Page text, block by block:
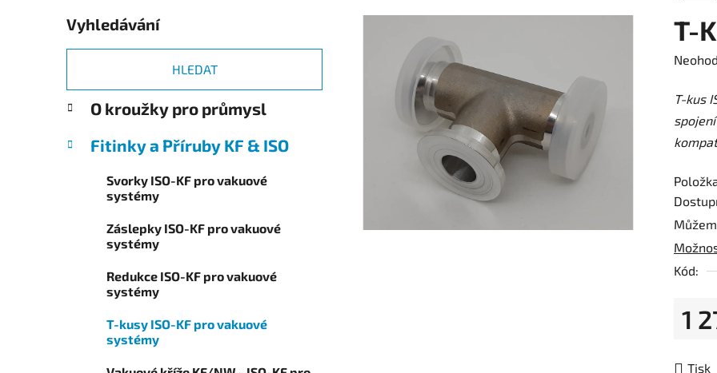
o
s
r
a
n
Vyhledávání
HLEDAT
kategorie
a
e
O kroužky pro průmysl
Fitinky a Příruby KF & ISO
Svorky ISO-KF pro vakuové
systémy
Záslepky ISO-KF pro vakuové
systémy
Redukce ISO-KF pro vakuové
systémy
T-kusy ISO-KF pro vakuové
systémy
T-
je
0,0
5
T-kus
Kód:
1
Tisk